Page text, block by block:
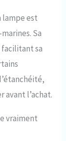
est
Sa
sa
avant l’achat.
vraiment